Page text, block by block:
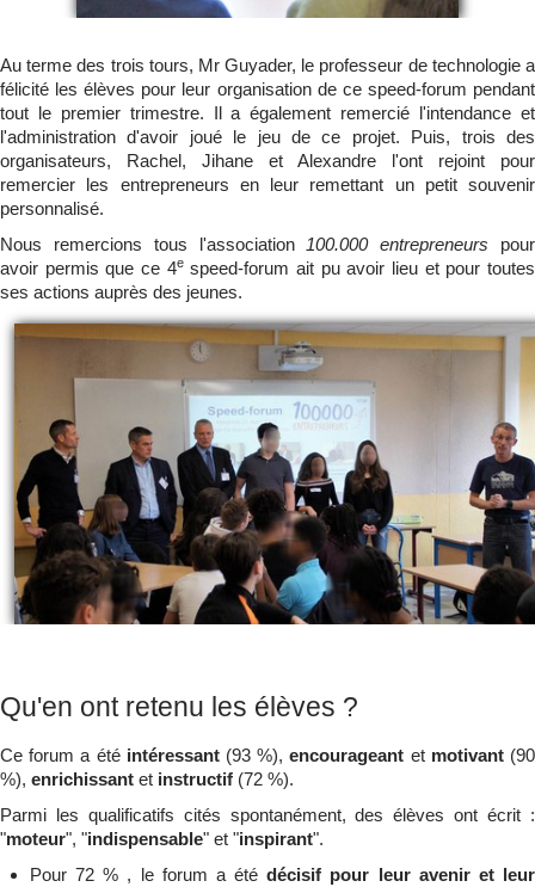
Au terme des trois tours, Mr Guyader, le professeur de technologie a
félicité les élèves pour leur organisation de ce speed-forum pendant
tout le premier trimestre. Il a également remercié l'intendance et
l'administration d'avoir joué le jeu de ce projet. Puis, trois des
organisateurs, Rachel, Jihane et Alexandre l'ont rejoint pour
remercier les entrepreneurs en leur remettant un petit souvenir
personnalisé.
Nous remercions tous l'association 100.000 entrepreneurs pour
avoir permis que ce 4espeed-forum ait pu avoir lieu et pour toutes
ses actions auprès des jeunes.
Qu'en ont retenu les élèves ?
Ce forum a été intéressant(93 %),encourageant et motivant(90
%), enrichissant et instructif (72 %).
Parmi les qualificatifs cités spontanément, des élèves ont écrit :
"moteur", "indispensable" et "inspirant".
Pour 72 % , le forum a étédécisif pour leur avenir et leur